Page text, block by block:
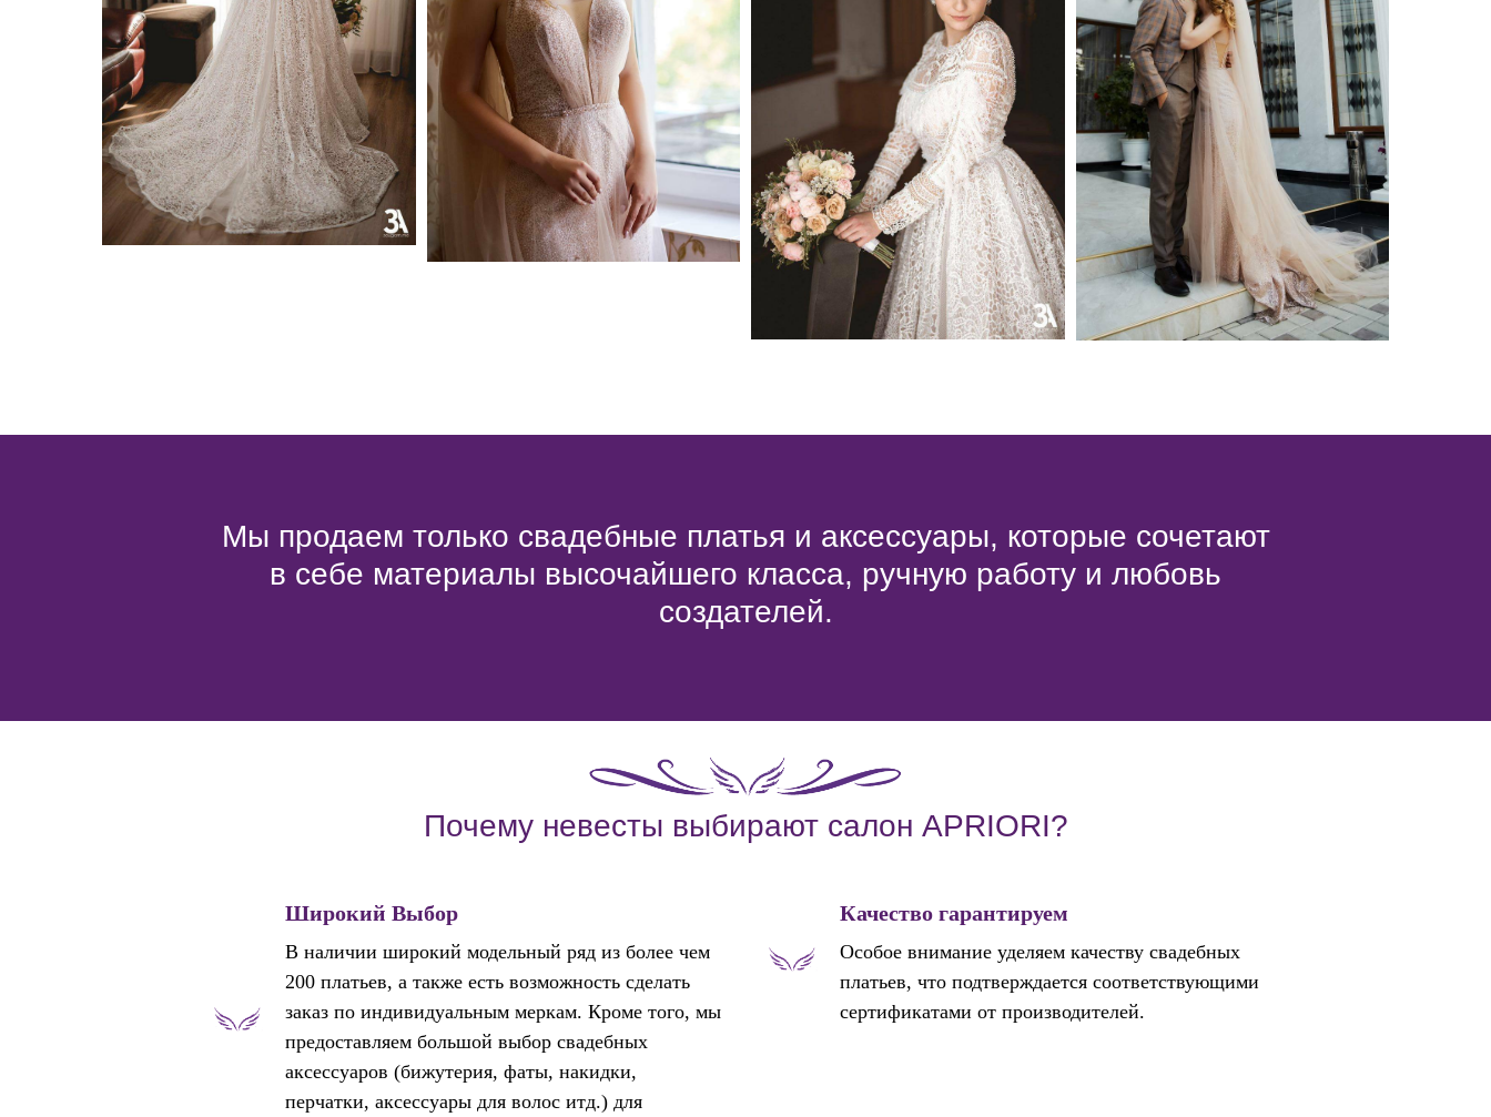
Мы продаем только свадебные платья и аксессуары, которые сочетают
в себе материалы высочайшего класса, ручную работу и любовь
создателей.
Почему невесты выбирают салон APRIORI?
Широкий Выбор
В наличии широкий модельный ряд из более чем
200 платьев, а также есть возможность сделать
заказ по индивидуальным меркам. Кроме того, мы
предоставляем большой выбор свадебных
аксессуаров (бижутерия, фаты, накидки,
перчатки, аксессуары для волос итд.) для
Качество гарантируем
Особое внимание уделяем качеству свадебных
платьев, что подтверждается соответствующими
сертификатами от производителей.